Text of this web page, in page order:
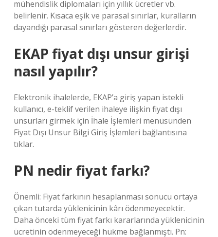
mühendislik diplomaları için yıllık ücretler vb.
belirlenir. Kısaca eşik ve parasal sınırlar, kuralların
dayandığı parasal sınırları gösteren değerlerdir.
EKAP fiyat dışı unsur girişi
nasıl yapılır?
Elektronik ihalelerde, EKAP’a giriş yapan istekli
kullanıcı, e-teklif verilen ihaleye ilişkin fiyat dışı
unsurları girmek için İhale İşlemleri menüsünden
Fiyat Dışı Unsur Bilgi Giriş İşlemleri bağlantısına
tıklar.
PN nedir fiyat farkı?
Önemli: Fiyat farkının hesaplanması sonucu ortaya
çıkan tutarda yüklenicinin kârı ödenmeyecektir.
Daha önceki tüm fiyat farkı kararlarında yüklenicinin
ücretinin ödenmeyeceği hükme bağlanmıştı. Pn: